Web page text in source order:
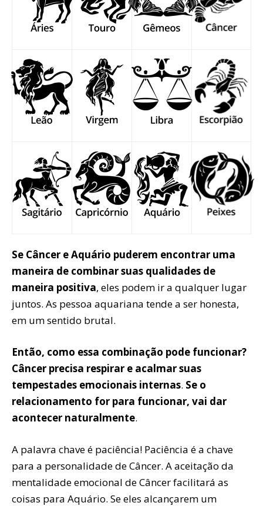
Se Câncer e Aquário puderem encontrar uma
maneira de combinar suas qualidades de
maneira positiva, eles podem ir a qualquer lugar
juntos. As pessoa aquariana tende a ser honesta,
em um sentido brutal.
Então, como essa combinação pode funcionar?
Câncer precisa respirar e acalmar suas
tempestades emocionais internas. Se o
relacionamento for para funcionar, vai dar
acontecer naturalmente.
A palavra chave é paciência! Paciência é a chave
para a personalidade de Câncer. A aceitação da
mentalidade emocional de Câncer facilitará as
coisas para Aquário. Se eles alcançarem um